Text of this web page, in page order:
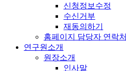
신청정보수정
수신거부
재동의하기
홈페이지 담당자 연락처
연구원소개
원장소개
인사말